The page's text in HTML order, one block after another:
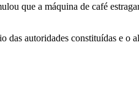
que a máquina de café
autoridades constituídas e